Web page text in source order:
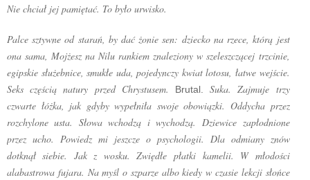
Nie chciał jej pamiętać. To było urwisko.
Palce sztywne od starań, by dać żonie sen: dziecko na rzece, którą jest
ona sama, Mojżesz na Nilu rankiem znaleziony w szeleszczącej trzcinie,
egipskie służebnice, smukłe uda, pojedynczy kwiat lotosu, łatwe wejście.
Seks częścią natury przed Chrystusem.
Brutal.Suka. Zajmuje trzy
czwarte łóżka, jak gdyby wypełniła swoje obowiązki. Oddycha przez
rozchylone usta. Słowa wchodzą i wychodzą. Dziewice zapłodnione
przez ucho. Powiedz mi jeszcze o psychologii. Dla odmiany znów
dotknął siebie. Jak z wosku. Zwiędłe płatki kamelii. W młodości
alabastrowa fujara. Na myśl o szparze albo kiedy w czasie lekcji słońce